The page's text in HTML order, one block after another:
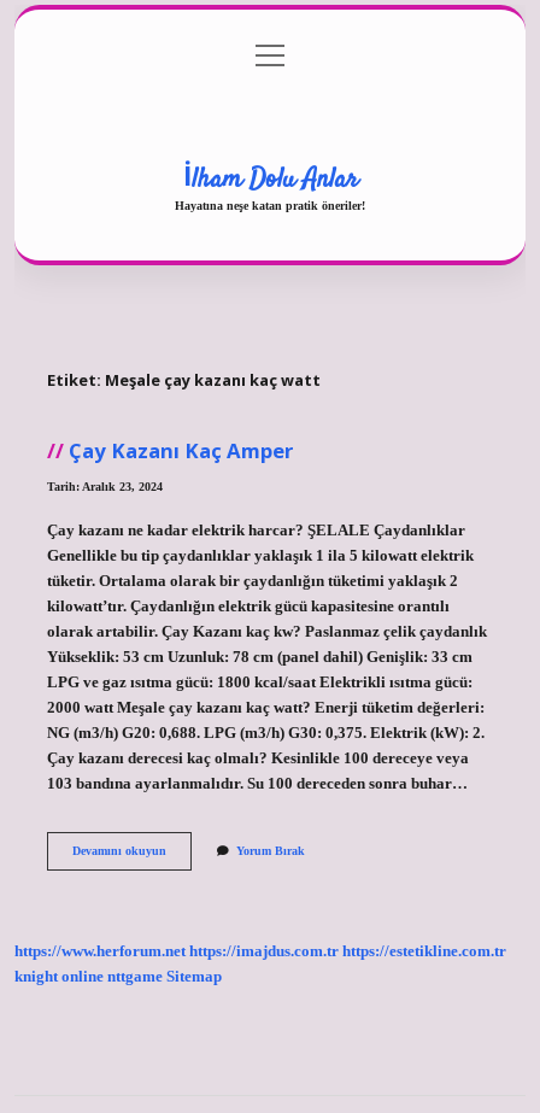
Gizlilik Politikası
menüyü
aç
İlham Dolu Anlar
Hayatına neşe katan pratik öneriler!
Etiket: Meşale çay kazanı kaç watt
Çay Kazanı Kaç Amper
Tarih: Aralık 23, 2024
Çay kazanı ne kadar elektrik harcar? ŞELALE Çaydanlıklar
Genellikle bu tip çaydanlıklar yaklaşık 1 ila 5 kilowatt elektrik
tüketir. Ortalama olarak bir çaydanlığın tüketimi yaklaşık 2
kilowatt’tır. Çaydanlığın elektrik gücü kapasitesine orantılı
olarak artabilir. Çay Kazanı kaç kw? Paslanmaz çelik çaydanlık
Yükseklik: 53 cm Uzunluk: 78 cm (panel dahil) Genişlik: 33 cm
LPG ve gaz ısıtma gücü: 1800 kcal/saat Elektrikli ısıtma gücü:
2000 watt Meşale çay kazanı kaç watt? Enerji tüketim değerleri:
NG (m3/h) G20: 0,688. LPG (m3/h) G30: 0,375. Elektrik (kW): 2.
Çay kazanı derecesi kaç olmalı? Kesinlikle 100 dereceye veya
103 bandına ayarlanmalıdır. Su 100 dereceden sonra buhar…
Devamını okuyunÇay
Yorum Bırak
https://www.herforum.net https://imajdus.com.tr https://estetikline.com.tr
knight online nttgame Sitemap